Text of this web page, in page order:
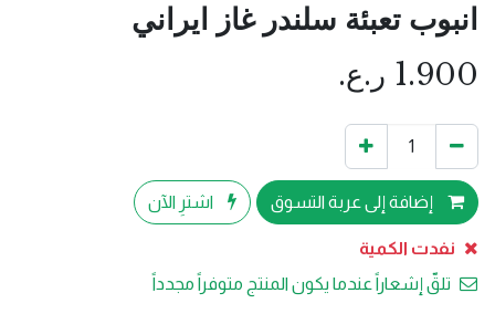
انبوب تعبئة سلندر غاز ايراني
1.900 ر.ع.
إضافة إلى عربة التسوق اشترِ الآن
نفدت الكمية
تلقّ إشعاراً عندما يكون المنتج متوفراً مجدداً